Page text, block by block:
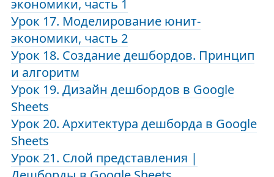
экономики, часть 1
Урок 17. Моделирование юнит-
экономики, часть 2
Урок 18. Создание дешбордов. Принцип
и алгоритм
Урок 19. Дизайн дешбордов в Google
Sheets
Урок 20. Архитектура дешборда в Google
Sheets
Урок 21. Слой представления |